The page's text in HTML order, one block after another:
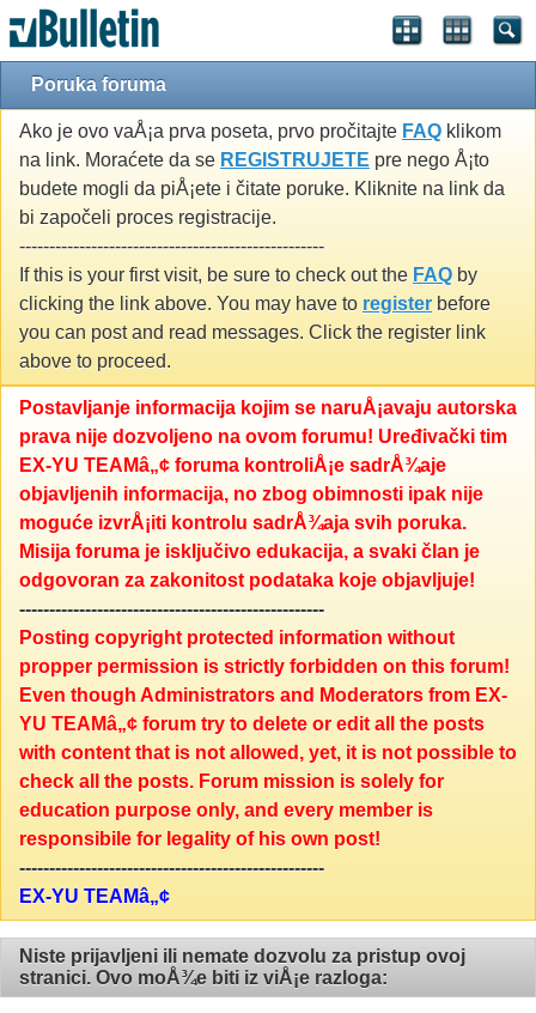
Poruka foruma
Ako je ovo vaÅ¡a prva poseta, prvo pročitajte FAQ klikom
na link. Moraćete da se REGISTRUJETE pre nego Å¡to
budete mogli da piÅ¡ete i čitate poruke. Kliknite na link da
bi započeli proces registracije.
---------------------------------------------------
If this is your first visit, be sure to check out the FAQ by
clicking the link above. You may have to register before
you can post and read messages. Click the register link
above to proceed.
Postavljanje informacija kojim se naruÅ¡avaju autorska
prava nije dozvoljeno na ovom forumu! Uređivački tim
EX-YU TEAMâ„¢ foruma kontroliÅ¡e sadrÅ¾aje
objavljenih informacija, no zbog obimnosti ipak nije
moguće izvrÅ¡iti kontrolu sadrÅ¾aja svih poruka.
Misija foruma je isključivo edukacija, a svaki član je
odgovoran za zakonitost podataka koje objavljuje!
---------------------------------------------------
Posting copyright protected information without
propper permission is strictly forbidden on this forum!
Even though Administrators and Moderators from EX-
YU TEAMâ„¢ forum try to delete or edit all the posts
with content that is not allowed, yet, it is not possible to
check all the posts. Forum mission is solely for
education purpose only, and every member is
responsibile for legality of his own post!
---------------------------------------------------
EX-YU TEAMâ„¢
Niste prijavljeni ili nemate dozvolu za pristup ovoj
stranici. Ovo moÅ¾e biti iz viÅ¡e razloga: